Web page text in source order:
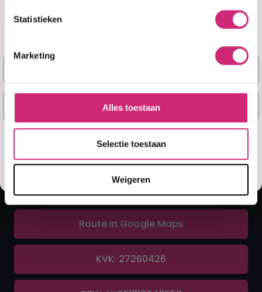
Statistieken
Marketing
Alles toestaan
Selectie toestaan
Weigeren
A&F Cosmetics
Contact
info@afcosmetics.nl
Route in Google Maps
KVK: 27260426
Naam
E-mail
Ja, stuur mij mijn 5% korting!
Misschien later